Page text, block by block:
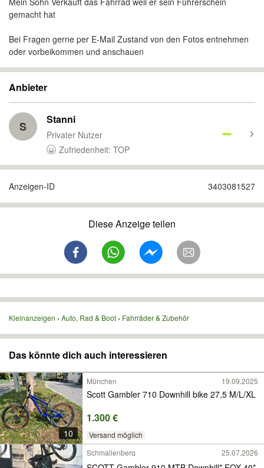
gemacht hat
Bei Fragen gerne per E-Mail Zustand von den Fotos entnehmen
oder vorbeikommen und anschauen
Anbieter
S Stanni
Privater Nutzer
Zufriedenheit: TOP
Anzeigen-ID 3403081527
Diese Anzeige teilen
Kleinanzeigen Auto, Rad & Boot Fahrräder & Zubehör
Das könnte dich auch interessieren
10
München 19.09.2025
Scott Gambler 710 Downhill bike 27,5 M/L/XL
1.300 €
Versand möglich
Schmallenberg 25.07.2026